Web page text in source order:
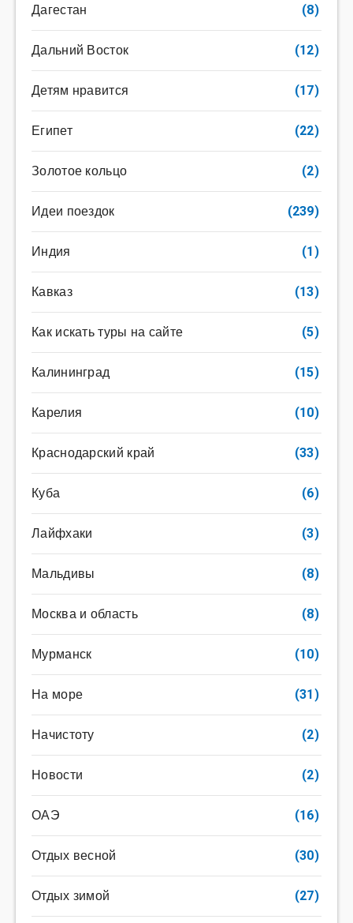
Дагестан (8)
Дальний Восток (12)
Детям нравится (17)
Египет (22)
Золотое кольцо (2)
Идеи поездок (239)
Индия (1)
Кавказ (13)
Как искать туры на сайте (5)
Калининград (15)
Карелия (10)
Краснодарский край (33)
Куба (6)
Лайфхаки (3)
Мальдивы (8)
Москва и область (8)
Мурманск (10)
На море (31)
Начистоту (2)
Новости (2)
ОАЭ (16)
Отдых весной (30)
Отдых зимой (27)